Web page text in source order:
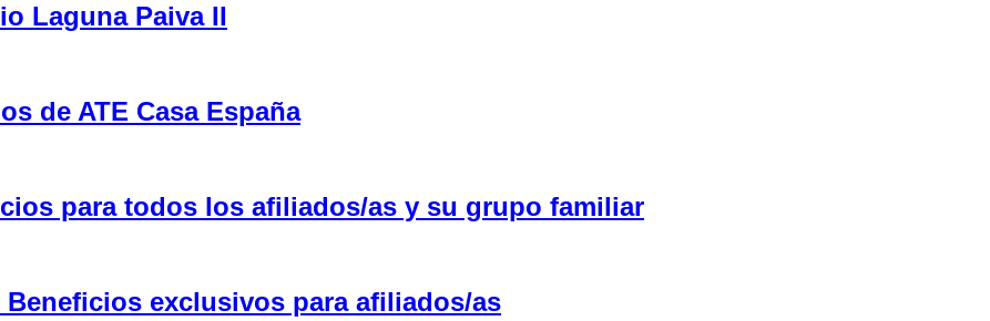
Laguna Paiva II
de ATE Casa España
para todos los afiliados/as y su grupo familiar
Beneficios exclusivos para afiliados/as